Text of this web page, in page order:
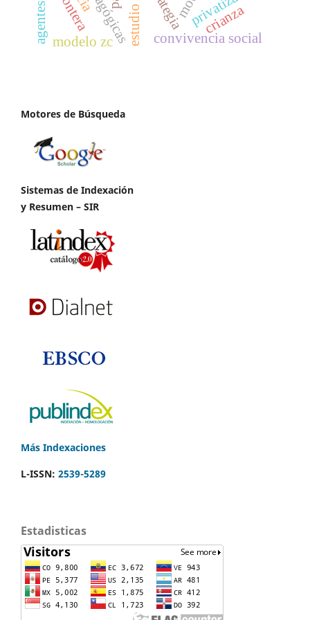
convivencia social
frontera crianza
modelo zc
Motores de Búsqueda
Sistemas de Indexación
y Resumen – SIR
Más Indexaciones
L-ISSN: 2539-5289
Estadisticas